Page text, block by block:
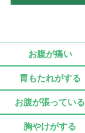
お腹が痛い
胃もたれがする
お腹が張っている
胸やけがする